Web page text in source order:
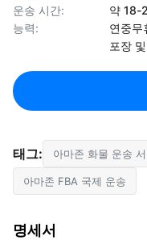
운송 시간:
약 18-
능력:
연중무
포장
태그: 아마존 화물 운송
아마존 FBA 국제 운송
명세서